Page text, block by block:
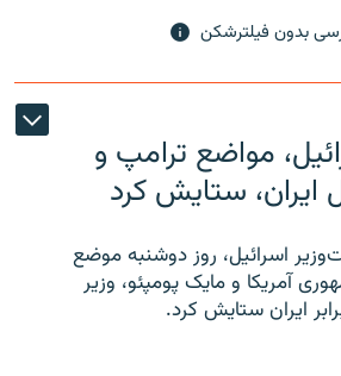
بدون فیلترشکن
مواضع ترامپ و
ایران، ستایش کرد
اسرائیل، روز دوشنبه موضع
آمریکا و مایک پومپئو، وزیر
ایران ستایش کرد.